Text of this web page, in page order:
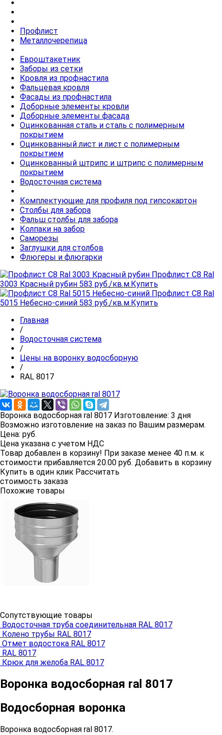
Профлист
Металлочерепица
Евроштакетник
Заборы из сетки
Кровля из профнастила
Фальцевая кровля
Фасады из профнастила
Доборные элементы кровли
Доборные элементы фасада
Оцинкованная сталь и сталь с полимерным
покрытием
Оцинкованный лист и лист с полимерным
покрытием
Оцинкованный штрипс и штрипс с полимерным
покрытием
Водосточная система
Комплектующие для профиля под гипсокартон
Столбы для забора
Фальш столбы для забора
Колпаки на забор
Cаморезы
Заглушки для столбов
Флюгеры и флюгарки
Профлист C8 Ral
3003 Красный рубин 583 руб./кв.м.Купить
Профлист C8 Ral
5015 Небесно-синий 583 руб./кв.м.Купить
Главная
/
Водосточная система
/
Цены на воронку водосборную
/
RAL 8017
Воронка водосборная ral 8017 Изготовление: 3 дня
Возможно изготовление на заказ по Вашим размерам.
Цена: руб.
Цена указана с учетом НДС
Товар добавлен в корзину! При заказе менее 40 п.м. к
стоимости прибавляется 20.00 руб. Добавить в корзину
Купить в один клик Рассчитать
стоимость заказа
Похожие товары
Сопутствующие товары
Водосточная труба соединительная RAL 8017
Колено трубы RAL 8017
Отмет водостока RAL 8017
RAL 8017
Крюк для желоба RAL 8017
Воронка водосборная ral 8017
Водосборная воронка
Воронка водосборная ral 8017.